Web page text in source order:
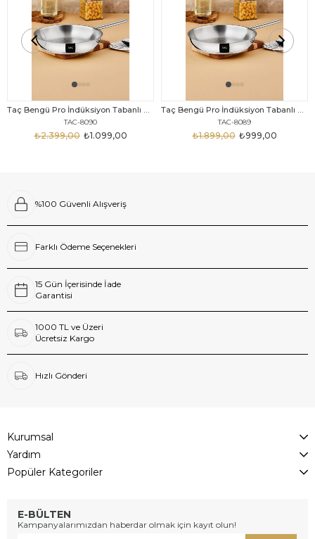
Taç Bengü Pro İndüksiyon Tabanlı Çelik Tava 28 Cm
TAC-8090
₺1.099,00
₺2.399,00
Taç Bengü Pro İndüksiyon Tabanlı Çelik Tava 26 Cm
TAC-8089
₺999,00
₺1.899,00
%100 Güvenli Alışveriş
Farklı Ödeme Seçenekleri
15 Gün İçerisinde İade
Garantisi
1000 TL ve Üzeri
Ücretsiz Kargo
Hızlı Gönderi
Kurumsal
Yardım
Popüler Kategoriler
E-BÜLTEN
Kampanyalarımızdan haberdar olmak için kayıt olun!